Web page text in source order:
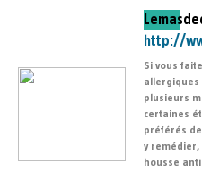
http://
Si vous
allergiques
plusieurs
certaines
préférés
y remédier,
housse